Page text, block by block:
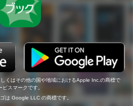
くはその他の国や地域におけるApple Inc.の商標で
スマークです。
は Google LLC の商標です。